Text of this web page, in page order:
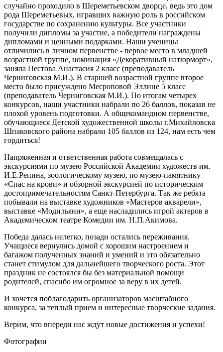
случайно проходило в Шереметьевском дворце, ведь это дом
рода Шереметьевых, игравших важную роль в российском
государстве по сохранению культуры. Все участники
получили дипломы за участие, а победители награждены
дипломами и ценными подарками. Наши ученицы
отличились в личном первенстве - первое место в младшей
возрастной группе, номинация «Декоративный натюрморт»,
заняла Пестова Анастасия 2 класс (преподаватель
Черниговская М.И.). В старшей возрастной группе второе
место было присуждено Месроповой Эллине 5 класс
(преподаватель Черниговская М.И.). По итогам четырех
конкурсов, наши участники набрали по 26 баллов, показав не
плохой уровень подготовки. А общекомандном первенстве,
обучающиеся Детской художественной школы г.Михайловска
Шпаковского района набрали 105 баллов из 124, нам есть чем
гордиться!
Напряженная и ответственная работа совмещалась с
экскурсиями по музею Российской Академии художеств им.
И.Е.Репина, зоологическому музею, по музею-памятнику
«Спас на крови» и обзорной экскурсией по историческим
достопримечательностям Санкт-Петербурга. Так же ребята
побывали на выставке художников «Мастеров акварели»,
выставке «Модильяни», а еще насладились игрой актеров в
Академическом театре Комедии им. Н.П.Акимова.
Победа далась нелегко, позади остались переживания.
Учащиеся вернулись домой с хорошим настроением и
багажом полученных знаний и умений и это обязательно
станет стимулом для дальнейшего творческого роста. Этот
праздник не состоялся бы без материальной помощи
родителей, спасибо им огромное за веру в их детей.
И хочется поблагодарить организаторов масштабного
конкурса, за теплый прием и интересные творческие задания.
Верим, что впереди нас ждут новые достижения и успехи!
Фотографии